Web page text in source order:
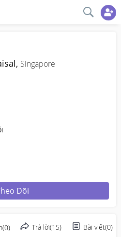
Singapore
Dõi
(0) Trả lời(15) Bài viết(0)